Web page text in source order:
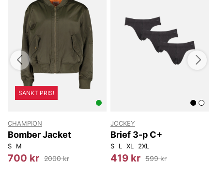
SÄNKT PRIS!
CHAMPION
Bomber Jacket
S M
700 kr 2000 kr
JOCKEY
Brief 3-p C+
S L XL 2XL
419 kr 599 kr